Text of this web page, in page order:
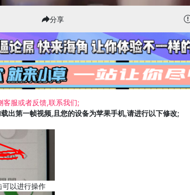
分享
客服或者反馈,联系我们;
出第一帧视频,且您的设备为苹果手机,请进行以下修改;
可以进行操作